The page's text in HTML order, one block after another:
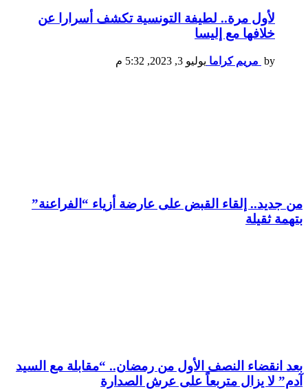
لأول مرة.. لطيفة التونسية تكشف أسرارا عن
خلافها مع إليسا
by مريم كراما يوليو 3, 2023, 5:32 م
من جديد.. إلقاء القبض على عارضة أزياء “الفراعنة”
بتهمة ثقيلة
بعد انقضاء النصف الأول من رمضان.. “مقابلة مع السيد
آدم” لا يزال متربعاً على عرش الصدارة